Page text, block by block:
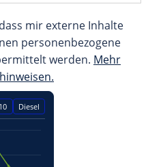
mir externe Inhalte
personenbezogene
werden. Mehr